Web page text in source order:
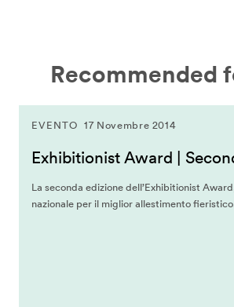
Recommended
EVENTO 17 Novembre 2014
Exhibitionist Award |
La seconda edizione dell’Exhibitionist
nazionale per il miglior allestimento